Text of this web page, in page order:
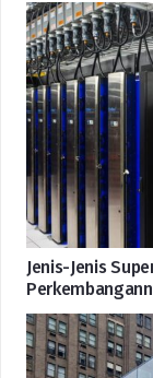
Jenis-Jenis